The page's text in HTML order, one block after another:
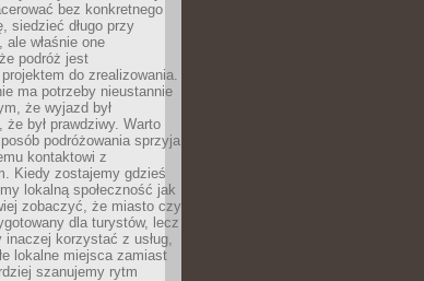
bez konkretnego
siedzieć długo przy
właśnie one
podróż jest
do zrealizowania.
ma potrzeby nieustannie
że wyjazd był
był prawdziwy. Warto
podróżowania sprzyja
kontaktowi z
Kiedy zostajemy gdzieś
lokalną społeczność jak
zobaczyć, że miasto czy
dla turystów, lecz
korzystać z usług,
lokalne miejsca zamiast
szanujemy rytm